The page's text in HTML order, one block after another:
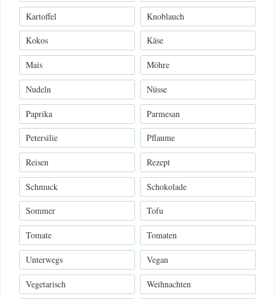
Kartoffel Knoblauch
Kokos Käse
Mais Möhre
Nudeln Nüsse
Paprika Parmesan
Petersilie Pflaume
Reisen Rezept
Schmuck Schokolade
Sommer Tofu
Tomate Tomaten
Unterwegs Vegan
Vegetarisch Weihnachten